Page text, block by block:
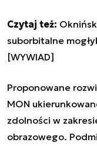
Czytaj też:
suborbitalne
[WYWIAD]
Proponowane
MON
zdolności w
obrazowego.